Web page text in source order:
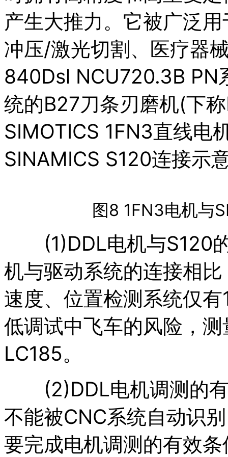
产生大推力。它被广泛
冲压/激光切割、医疗器
840Dsl NCU720.3B PN
统的B27刀条刃磨机(下
SIMOTICS 1FN3直线电
SINAMICS S120连接示
图8 1FN3电机与
(1)DDL电机与S120的
机与驱动系统的连接相
速度、位置检测系统仅
低调试中飞车的风险，
LC185。
(2)DDL电机调测的有
不能被CNC系统自动识
要完成电机调测的有效